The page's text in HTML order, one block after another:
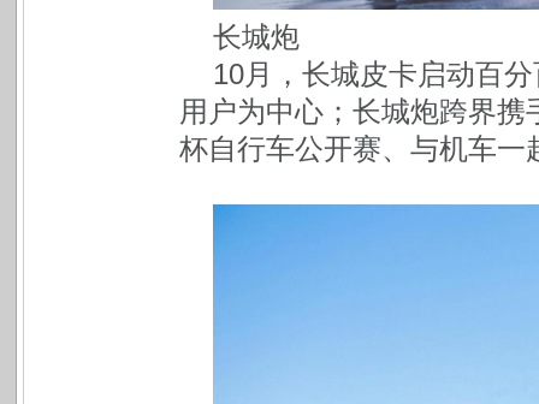
长城炮
10月，长城皮卡启动百
用户为中心；长城炮跨界
杯自行车公开赛、与机车